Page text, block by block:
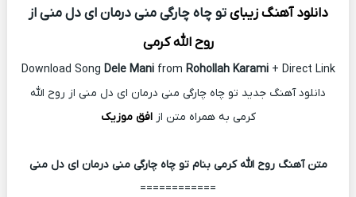
دانلود آهنگ زیبای تو چاه چارگی منی درمان ای دل منی از
روح الله کرمی
Download Song Dele Manifrom Rohollah Karami+ Direct Link
دانلود آهنگ جدید تو چاه چارگی منی درمان ای دل منی از روح الله
کرمی به همراه متن ازافق موزیک
متن آهنگ روح الله کرمی بنام تو چاه چارگی منی درمان ای دل منی
============